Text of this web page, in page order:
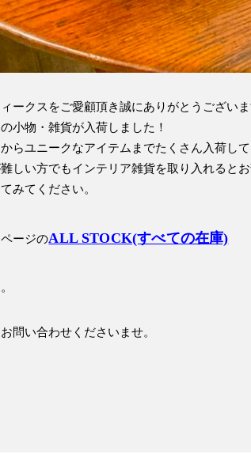
ークスをご愛顧頂き誠にありがとうございま
小物・雑貨が入荷しました！
らユニークなアイテムまでたくさん入荷して
しい方でもインテリア雑貨を取り入れると
みてください。
ージのALL STOCK(すべての在庫)
問い合わせくださいませ。